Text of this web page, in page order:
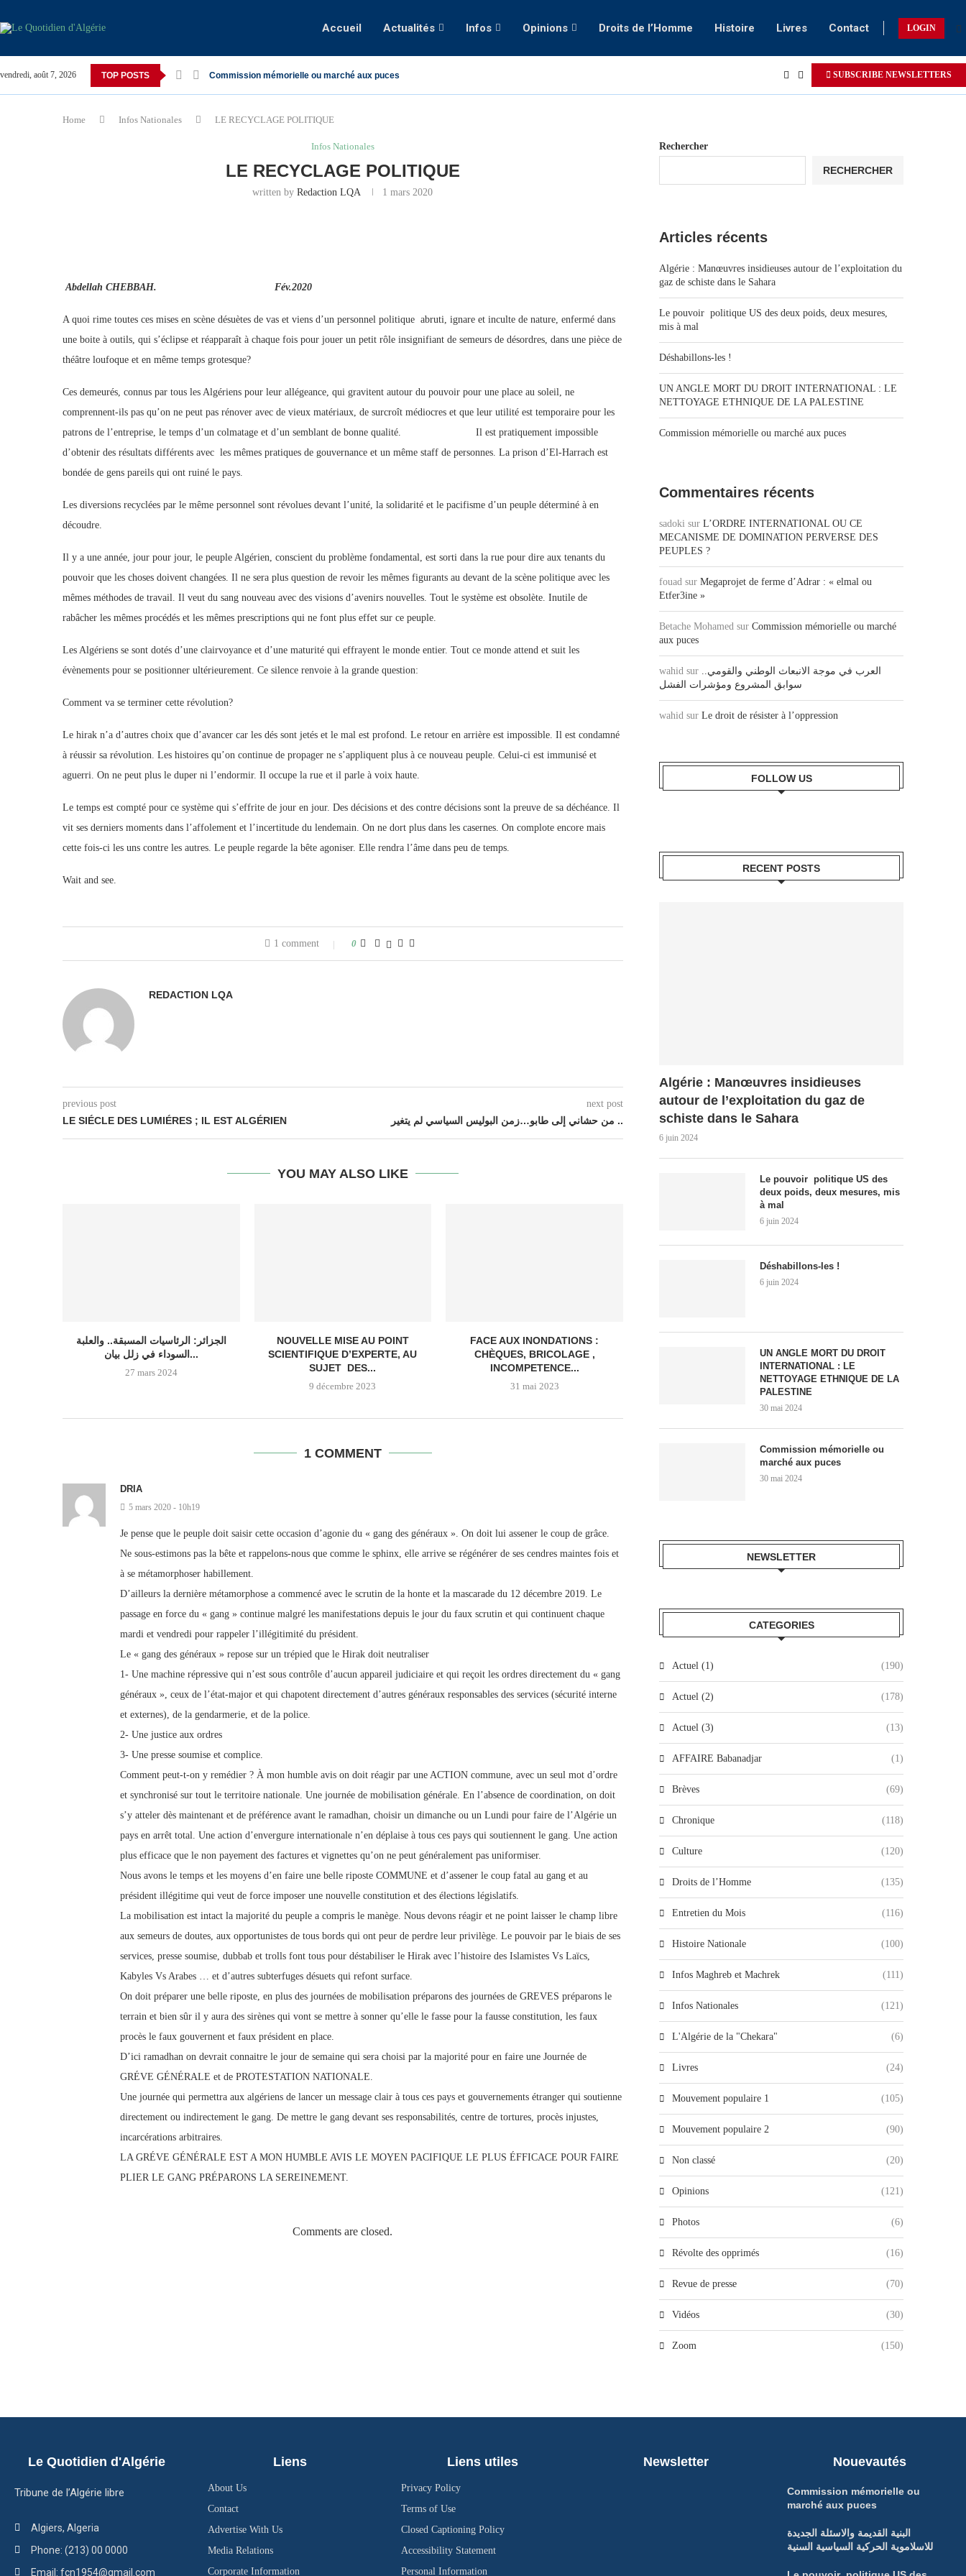
Accueil Actualités Infos Opinions Droits de l’Homme Histoire Livres Contact LOGIN
vendredi, août 7, 2026 TOP POSTS Commission mémorielle ou marché aux puces SUBSCRIBE NEWSLETTERS
Home Infos Nationales LE RECYCLAGE POLITIQUE
Infos Nationales
LE RECYCLAGE POLITIQUE
written byRedaction LQA 1 mars 2020
Abdellah CHEBBAH. Fév.2020
A quoi rime toutes ces mises en scène désuètes de vas et viens d’un personnel politique abruti, ignare et inculte de nature, enfermé dans
une boite à outils, qui s’éclipse et réapparaît à chaque fois pour jouer un petit rôle insignifiant de semeurs de désordres, dans une pièce de
théâtre loufoque et en même temps grotesque?
Ces demeurés, connus par tous les Algériens pour leur allégeance, qui gravitent autour du pouvoir pour une place au soleil, ne
comprennent-ils pas qu’on ne peut pas rénover avec de vieux matériaux, de surcroît médiocres et que leur utilité est temporaire pour les
patrons de l’entreprise, le temps d’un colmatage et d’un semblant de bonne qualité. Il est pratiquement impossible
d’obtenir des résultats différents avec les mêmes pratiques de gouvernance et un même staff de personnes. La prison d’El-Harrach est
bondée de gens pareils qui ont ruiné le pays.
Les diversions recyclées par le même personnel sont révolues devant l’unité, la solidarité et le pacifisme d’un peuple déterminé à en
découdre.
Il y a une année, jour pour jour, le peuple Algérien, conscient du problème fondamental, est sorti dans la rue pour dire aux tenants du
pouvoir que les choses doivent changées. Il ne sera plus question de revoir les mêmes figurants au devant de la scène politique avec les
mêmes méthodes de travail. Il veut du sang nouveau avec des visions d’avenirs nouvelles. Tout le système est obsolète. Inutile de
rabâcher les mêmes procédés et les mêmes prescriptions qui ne font plus effet sur ce peuple.
Les Algériens se sont dotés d’une clairvoyance et d’une maturité qui effrayent le monde entier. Tout ce monde attend et suit les
évènements pour se positionner ultérieurement. Ce silence renvoie à la grande question:
Comment va se terminer cette révolution?
Le hirak n’a d’autres choix que d’avancer car les dés sont jetés et le mal est profond. Le retour en arrière est impossible. Il est condamné
à réussir sa révolution. Les histoires qu’on continue de propager ne s’appliquent plus à ce nouveau peuple. Celui-ci est immunisé et
aguerri. On ne peut plus le duper ni l’endormir. Il occupe la rue et il parle à voix haute.
Le temps est compté pour ce système qui s’effrite de jour en jour. Des décisions et des contre décisions sont la preuve de sa déchéance. Il
vit ses derniers moments dans l’affolement et l’incertitude du lendemain. On ne dort plus dans les casernes. On complote encore mais
cette fois-ci les uns contre les autres. Le peuple regarde la bête agoniser. Elle rendra l’âme dans peu de temps.
Wait and see.
1 comment 0
REDACTION LQA
previous post
LE SIÉCLE DES LUMIÉRES ; IL EST ALGÉRIEN
next post
من حشاني إلى طابو…زمن البوليس السياسي لم يتغير ..
YOU MAY ALSO LIKE
الجزائر: الرئاسيات المسبقة.. والعلبة
السوداء في زلل بيان...
27 mars 2024
NOUVELLE MISE AU POINT
SCIENTIFIQUE D’EXPERTE, AU
SUJET DES...
9 décembre 2023
FACE AUX INONDATIONS :
CHÈQUES, BRICOLAGE ,
INCOMPETENCE...
31 mai 2023
1 COMMENT
DRIA
5 mars 2020 - 10h19
Je pense que le peuple doit saisir cette occasion d’agonie du « gang des généraux ». On doit lui assener le coup de grâce.
Ne sous-estimons pas la bête et rappelons-nous que comme le sphinx, elle arrive se régénérer de ses cendres maintes fois et
à se métamorphoser habillement.
D’ailleurs la dernière métamorphose a commencé avec le scrutin de la honte et la mascarade du 12 décembre 2019. Le
passage en force du « gang » continue malgré les manifestations depuis le jour du faux scrutin et qui continuent chaque
mardi et vendredi pour rappeler l’illégitimité du président.
Le « gang des généraux » repose sur un trépied que le Hirak doit neutraliser
1- Une machine répressive qui n’est sous contrôle d’aucun appareil judiciaire et qui reçoit les ordres directement du « gang
généraux », ceux de l’état-major et qui chapotent directement d’autres généraux responsables des services (sécurité interne
et externes), de la gendarmerie, et de la police.
2- Une justice aux ordres
3- Une presse soumise et complice.
Comment peut-t-on y remédier ? À mon humble avis on doit réagir par une ACTION commune, avec un seul mot d’ordre
et synchronisé sur tout le territoire nationale. Une journée de mobilisation générale. En l’absence de coordination, on doit
s’y atteler dès maintenant et de préférence avant le ramadhan, choisir un dimanche ou un Lundi pour faire de l’Algérie un
pays en arrêt total. Une action d’envergure internationale n’en déplaise à tous ces pays qui soutiennent le gang. Une action
plus efficace que le non payement des factures et vignettes qu’on ne peut généralement pas uniformiser.
Nous avons le temps et les moyens d’en faire une belle riposte COMMUNE et d’assener le coup fatal au gang et au
président illégitime qui veut de force imposer une nouvelle constitution et des élections législatifs.
La mobilisation est intact la majorité du peuple a compris le manège. Nous devons réagir et ne point laisser le champ libre
aux semeurs de doutes, aux opportunistes de tous bords qui ont peur de perdre leur privilège. Le pouvoir par le biais de ses
services, presse soumise, dubbab et trolls font tous pour déstabiliser le Hirak avec l’histoire des Islamistes Vs Laïcs,
Kabyles Vs Arabes … et d’autres subterfuges désuets qui refont surface.
On doit préparer une belle riposte, en plus des journées de mobilisation préparons des journées de GREVES préparons le
terrain et bien sûr il y aura des sirènes qui vont se mettre à sonner qu’elle le fasse pour la fausse constitution, les faux
procès le faux gouvernent et faux président en place.
D’ici ramadhan on devrait connaitre le jour de semaine qui sera choisi par la majorité pour en faire une Journée de
GRÉVE GÉNÉRALE et de PROTESTATION NATIONALE.
Une journée qui permettra aux algériens de lancer un message clair à tous ces pays et gouvernements étranger qui soutienne
directement ou indirectement le gang. De mettre le gang devant ses responsabilités, centre de tortures, procès injustes,
incarcérations arbitraires.
LA GRÉVE GÉNÉRALE EST A MON HUMBLE AVIS LE MOYEN PACIFIQUE LE PLUS ÉFFICACE POUR FAIRE
PLIER LE GANG PRÉPARONS LA SEREINEMENT.
Comments are closed.
Rechercher
RECHERCHER
Articles récents
Algérie : Manœuvres insidieuses autour de l’exploitation du
gaz de schiste dans le Sahara
Le pouvoir politique US des deux poids, deux mesures,
mis à mal
Déshabillons-les !
UN ANGLE MORT DU DROIT INTERNATIONAL : LE
NETTOYAGE ETHNIQUE DE LA PALESTINE
Commission mémorielle ou marché aux puces
Commentaires récents
sadoki sur L’ORDRE INTERNATIONAL OU CE
MECANISME DE DOMINATION PERVERSE DES
PEUPLES ?
fouad sur Megaprojet de ferme d’Adrar : « elmal ou
Etfer3ine »
Betache Mohamed sur Commission mémorielle ou marché
aux puces
wahid sur العرب في موجة الانبعاث الوطني والقومي..
سوابق المشروع ومؤشرات الفشل
wahid sur Le droit de résister à l’oppression
FOLLOW US
RECENT POSTS
Algérie : Manœuvres insidieuses
autour de l’exploitation du gaz de
schiste dans le Sahara
6 juin 2024
Le pouvoir politique US des
deux poids, deux mesures, mis
à mal
6 juin 2024
Déshabillons-les !
6 juin 2024
UN ANGLE MORT DU DROIT
INTERNATIONAL : LE
NETTOYAGE ETHNIQUE DE LA
PALESTINE
30 mai 2024
Commission mémorielle ou
marché aux puces
30 mai 2024
NEWSLETTER
CATEGORIES
Actuel (1) (190)
Actuel (2) (178)
Actuel (3) (13)
AFFAIRE Babanadjar (1)
Brèves (69)
Chronique (118)
Culture (120)
Droits de l’Homme (135)
Entretien du Mois (116)
Histoire Nationale (100)
Infos Maghreb et Machrek (111)
Infos Nationales (121)
L'Algérie de la "Chekara" (6)
Livres (24)
Mouvement populaire 1 (105)
Mouvement populaire 2 (90)
Non classé (20)
Opinions (121)
Photos (6)
Révolte des opprimés (16)
Revue de presse (70)
Vidéos (30)
Zoom (150)
Le Quotidien d'Algérie
Tribune de l’Algérie libre
Algiers, Algeria
Phone: (213) 00 0000
Email: fcn1954@gmail.com
Liens
About Us
Contact
Advertise With Us
Media Relations
Corporate Information
Liens utiles
Privacy Policy
Terms of Use
Closed Captioning Policy
Accessibility Statement
Personal Information
Newsletter Nouevautés
Commission mémorielle ou
marché aux puces
البنية القديمة والاسئلة الجديدة
للاسلاموية الحركية السياسية السنية